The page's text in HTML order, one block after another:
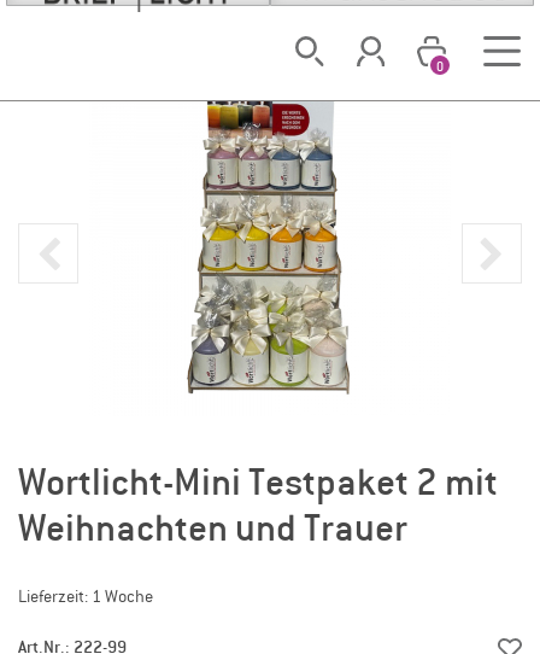
0
Wortlicht-Mini Testpaket 2 mit
Weihnachten und Trauer
Lieferzeit: 1 Woche
Art.Nr.: 222-99